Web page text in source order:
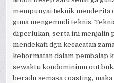
mempunyai teknik menderita
guna mengemudi teknis.
diperlukan, serta ini menjalin
mendekati dgn kecacatan
kehormatan dalam pembalap
sewaktu kondominium out
beradu semasa coasting,